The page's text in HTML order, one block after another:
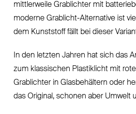
mittlerweile Grablichter mit
moderne Grablicht-Alternative ist
dem Kunststoff fällt bei dieser
In den letzten Jahren hat sich das
zum klassischen Plastiklicht mit
Grablichter in Glasbehältern oder
das Original, schonen aber Umwelt